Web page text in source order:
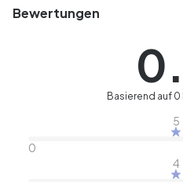
Bewertungen
Basierend auf
5
0
4